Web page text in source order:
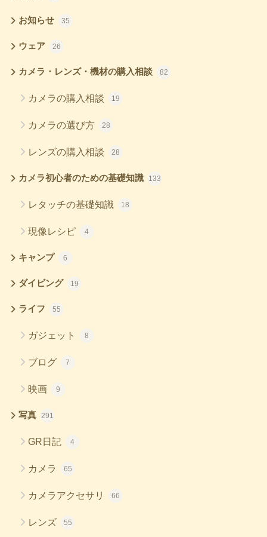
お知らせ 35
ウェア 26
カメラ・レンズ・機材の購入相談 82
カメラの購入相談 19
カメラの選び方 28
レンズの購入相談 28
カメラ初心者のための基礎知識 133
レタッチの基礎知識 18
現像レシピ 4
キャンプ 6
ダイビング 19
ライフ 55
ガジェット 8
ブログ 7
映画 9
写真 291
GR日記 4
カメラ 65
カメラアクセサリ 66
レンズ 55